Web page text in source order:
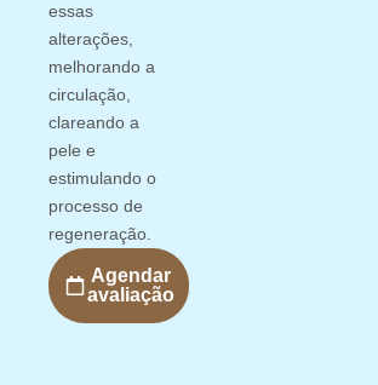
essas
alterações,
melhorando a
circulação,
clareando a
pele e
estimulando o
processo de
regeneração.
Agendar
avaliação